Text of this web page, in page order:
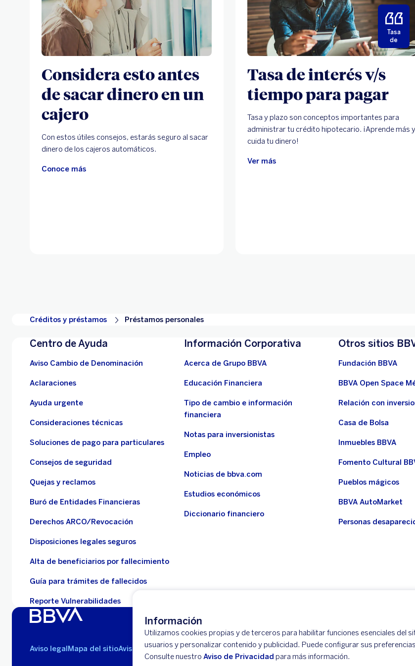
Información
Utilizamos cookies propias y de terceros para habilitar funciones esenciales del
usuarios y personalizar contenido y publicidad. Puede configurar sus
Consulte nuestro Aviso de Privacidad para más información.
Considera esto antes
de sacar dinero en un
cajero
Con estos útiles consejos, estarás seguro al sacar
dinero de los cajeros automáticos.
Conoce más
Tasa
de
Tasa de interés v/s
tiempo para pagar
Tasa y plazo son conceptos importantes para
administrar tu crédito hipotecario. ¡Aprende más y
cuida tu dinero!
Ver más
Créditos y préstamos Préstamos personales
Centro de Ayuda
Aviso Cambio de Denominación
Aclaraciones
Ayuda urgente
Consideraciones técnicas
Soluciones de pago para particulares
Consejos de seguridad
Quejas y reclamos
Buró de Entidades Financieras
Derechos ARCO/Revocación
Disposiciones legales seguros
Alta de beneficiarios por fallecimiento
Guía para trámites de fallecidos
Reporte Vulnerabilidades
Información Corporativa
Acerca de Grupo BBVA
Educación Financiera
Tipo de cambio e información
financiera
Notas para inversionistas
Empleo
Noticias de bbva.com
Estudios económicos
Diccionario financiero
Otros sitios
Fundación BBVA
BBVA Open Space
Relación con
Casa de Bolsa
Inmuebles BBVA
Fomento Cultural
Pueblos mágicos
BBVA AutoMarket
Personas
Aviso legalMapa del sitioAvisos de privacidad